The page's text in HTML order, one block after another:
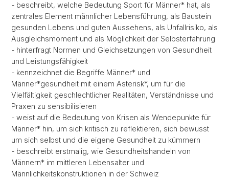
- beschreibt, welche Bedeutung Sport für Männer* hat, als
zentrales Element männlicher Lebensführung, als Baustein
gesunden Lebens und guten Aussehens, als Unfallrisiko, als
Ausgleichsmoment und als Möglichkeit der Selbsterfahrung
- hinterfragt Normen und Gleichsetzungen von Gesundheit
und Leistungsfähigkeit
- kennzeichnet die Begriffe Männer* und
Männer*gesundheit mit einem Asterisk*, um für die
Vielfältigkeit geschlechtlicher Realitäten, Verständnisse und
Praxen zu sensibilisieren
- weist auf die Bedeutung von Krisen als Wendepunkte für
Männer* hin, um sich kritisch zu reflektieren, sich bewusst
um sich selbst und die eigene Gesundheit zu kümmern
- beschreibt erstmalig, wie Gesundheitshandeln von
Männern* im mittleren Lebensalter und
Männlichkeitskonstruktionen in der Schweiz